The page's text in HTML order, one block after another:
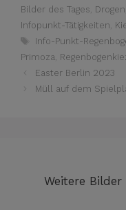
Bilder des Tages, Drogen
Infopunkt-Tätigkeiten,
Schlagwörter
Info-Punkt-
Primoza,
Easter Berlin 2023
Müll auf dem
Weitere